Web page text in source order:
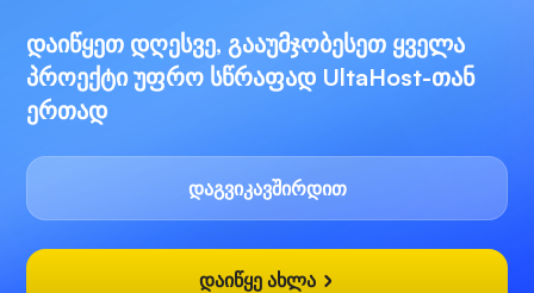
დაიწყეთ დღესვე, გააუმჯობესეთ ყველა
პროექტი უფრო სწრაფად UltaHost-თან
ერთად
დაგვიკავშირდით
დაიწყე ახლა